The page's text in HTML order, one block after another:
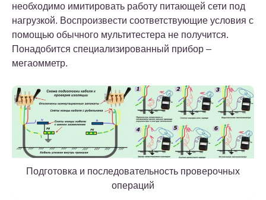
необходимо имитировать работу питающей сети под
нагрузкой. Воспроизвести соответствующие условия с
помощью обычного мультитестера не получится.
Понадобится специализированный прибор –
мегаомметр.
Подготовка и последовательность проверочных
операций